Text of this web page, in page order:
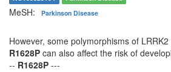
MeSH: Parkinson Disease
However, some polymorphisms of
R1628P can also affect the risk of
-- R1628P ---